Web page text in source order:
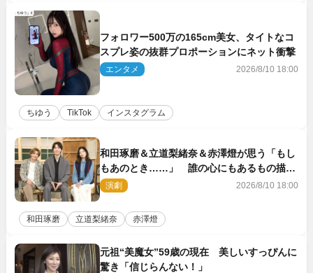
フォロワー500万の165cm美女、タイトなコ
スプレ姿の抜群プロポーションにネット衝撃
エンタメ 2026/8/10 18:00
ちゆう TikTok インスタグラム
和田琢磨＆立道梨緒奈＆赤澤燈が思う「もし
もあのとき……」 誰の心にもあるもの描く
舞台『回転する夜』に込める思い
演劇 2026/8/10 18:00
和田琢磨 立道梨緒奈 赤澤燈
元祖“美魔女”59歳の現在 美しいすっぴんに
驚き「信じらんない！」